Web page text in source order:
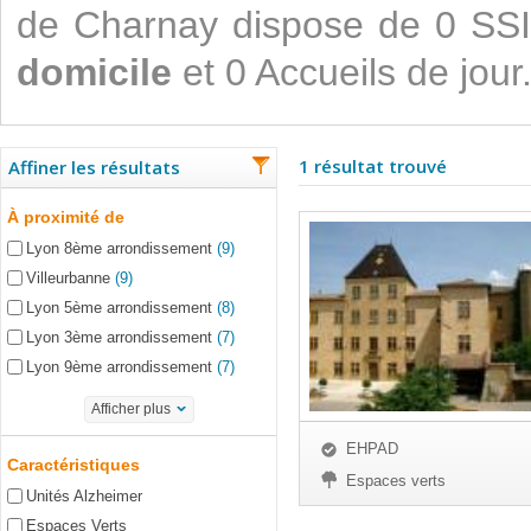
de Charnay dispose de 0
domicile et 0 Accueils de jour.
Affiner les résultats
À proximité de
Lyon 8ème arrondissement (9)
Villeurbanne (9)
Lyon 5ème arrondissement (8)
Lyon 3ème arrondissement (7)
Lyon 9ème arrondissement (7)
Afficher plus
Caractéristiques
Unités Alzheimer
Espaces Verts
1 résultat trouvé
EHPAD
Espaces verts